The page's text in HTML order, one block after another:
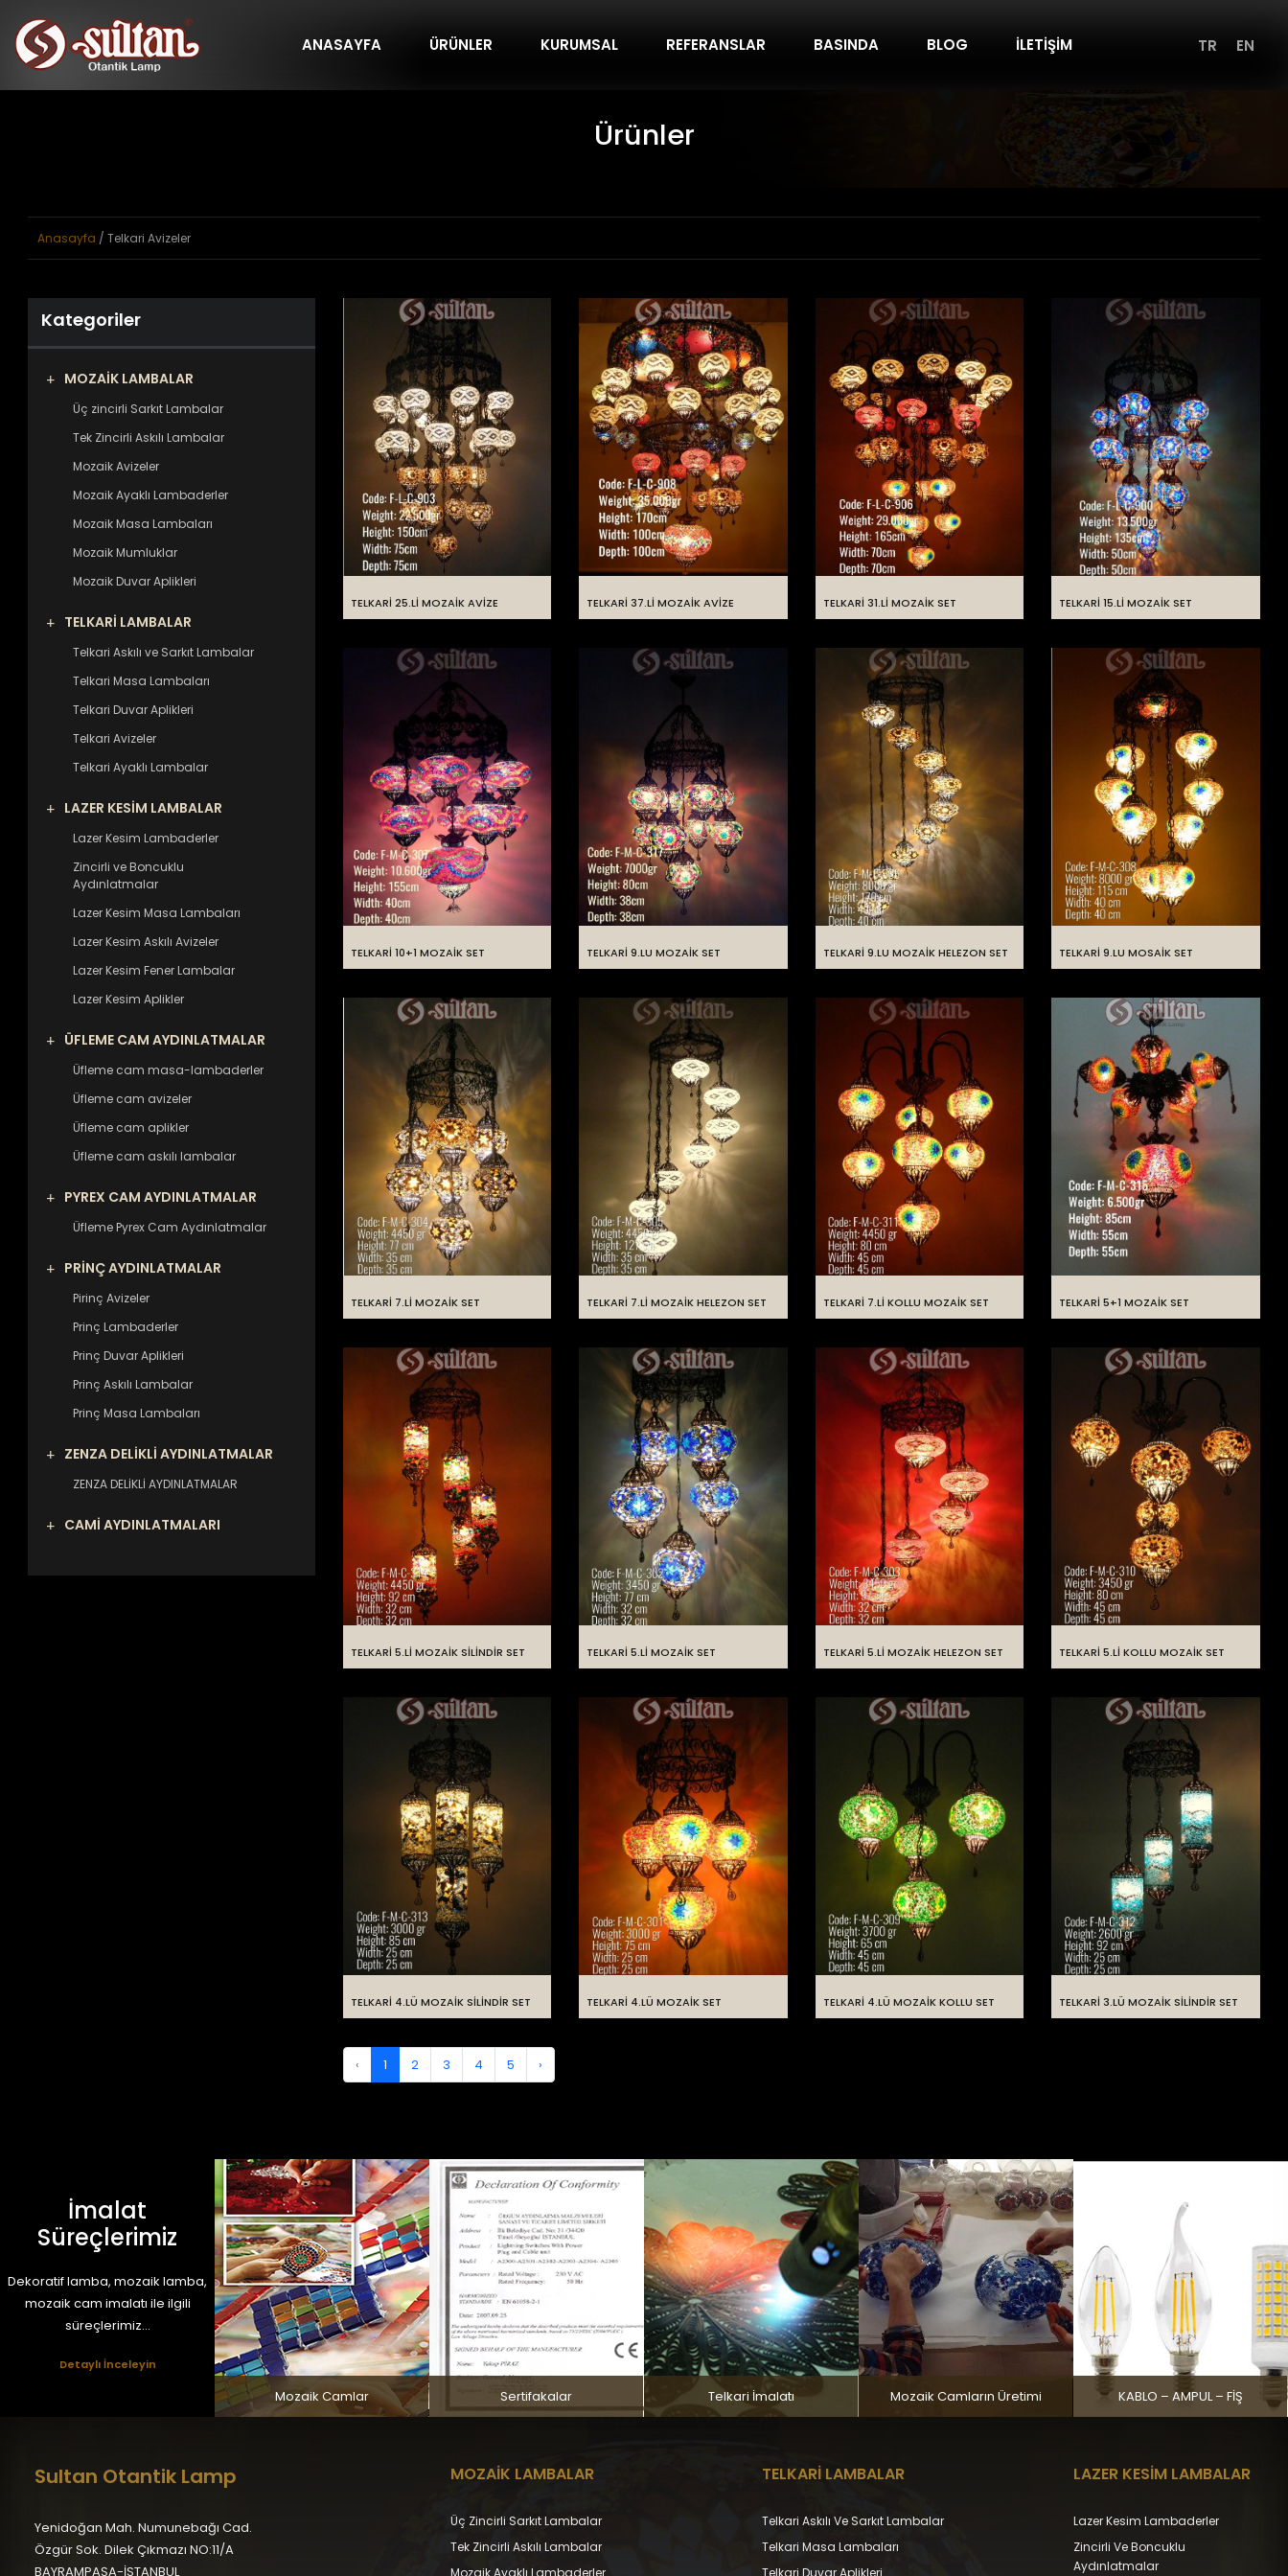
ANASAYFA ÜRÜNLER KURUMSAL REFERANSLAR BASINDA BLOG İLETİŞİM TR EN
Ürünler
Anasayfa / Telkari Avizeler
Kategoriler
MOZAİK LAMBALAR
Üç zincirli Sarkıt Lambalar
Tek Zincirli Askılı Lambalar
Mozaik Avizeler
Mozaik Ayaklı Lambaderler
Mozaik Masa Lambaları
Mozaik Mumluklar
Mozaik Duvar Aplikleri
TELKARİ LAMBALAR
Telkari Askılı ve Sarkıt Lambalar
Telkari Masa Lambaları
Telkari Duvar Aplikleri
Telkari Avizeler
Telkari Ayaklı Lambalar
LAZER KESİM LAMBALAR
Lazer Kesim Lambaderler
Zincirli ve Boncuklu
Aydınlatmalar
Lazer Kesim Masa Lambaları
Lazer Kesim Askılı Avizeler
Lazer Kesim Fener Lambalar
Lazer Kesim Aplikler
ÜFLEME CAM AYDINLATMALAR
Üfleme cam masa-lambaderler
Üfleme cam avizeler
Üfleme cam aplikler
Üfleme cam askılı lambalar
PYREX CAM AYDINLATMALAR
Üfleme Pyrex Cam Aydınlatmalar
PRİNÇ AYDINLATMALAR
Pirinç Avizeler
Prinç Lambaderler
Prinç Duvar Aplikleri
Prinç Askılı Lambalar
Prinç Masa Lambaları
ZENZA DELİKLİ AYDINLATMALAR
ZENZA DELİKLİ AYDINLATMALAR
CAMİ AYDINLATMALARI
TELKARİ 25.Lİ MOZAİK AVİZE TELKARİ 37.Lİ MOZAİK AVİZE TELKARİ 31.Lİ MOZAİK SET TELKARİ 15.Lİ MOZAİK SET
TELKARİ 10+1 MOZAİK SET TELKARİ 9.LU MOZAİK SET TELKARİ 9.LU MOZAİK HELEZON SET TELKARİ 9.LU MOSAİK SET
TELKARİ 7.Lİ MOZAİK SET TELKARİ 7.Lİ MOZAİK HELEZON SET TELKARİ 7.Lİ KOLLU MOZAİK SET TELKARİ 5+1 MOZAİK SET
TELKARİ 5.Lİ MOZAİK SİLİNDİR SET TELKARİ 5.Lİ MOZAİK SET TELKARİ 5.Lİ MOZAİK HELEZON SET TELKARİ 5.Lİ KOLLU MOZAİK SET
TELKARİ 4.LÜ MOZAİK SİLİNDİR SET TELKARİ 4.LÜ MOZAİK SET TELKARİ 4.LÜ MOZAİK KOLLU SET TELKARİ 3.LÜ MOZAİK SİLİNDİR SET
‹ 1 2 3 4 5 ›
İmalat
Süreçlerimiz
Dekoratif lamba, mozaik lamba,
mozaik cam imalatı ile ilgili
süreçlerimiz...
Detaylı İnceleyin
Mozaik Camlar Sertifakalar Telkari İmalatı Mozaik Camların Üretimi KABLO – AMPUL – FİŞ
Sultan Otantik Lamp
Yenidoğan Mah. Numunebağı Cad.
Özgür Sok. Dilek Çıkmazı NO:11/A
BAYRAMPAŞA-İSTANBUL
MOZAİK LAMBALAR
Üç Zincirli Sarkıt Lambalar
Tek Zincirli Askılı Lambalar
Mozaik Ayaklı Lambaderler
TELKARİ LAMBALAR
Telkari Askılı Ve Sarkıt Lambalar
Telkari Masa Lambaları
Telkari Duvar Aplikleri
LAZER KESİM LAMBALAR
Lazer Kesim Lambaderler
Zincirli Ve Boncuklu
Aydınlatmalar